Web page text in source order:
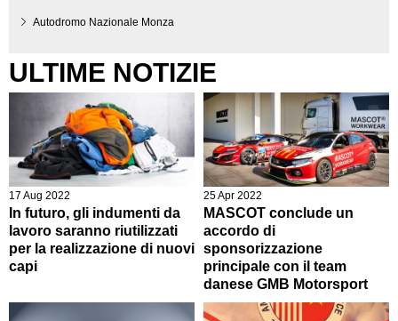
Autodromo Nazionale Monza
ULTIME NOTIZIE
17 Aug 2022
In futuro, gli indumenti da
lavoro saranno riutilizzati
per la realizzazione di nuovi
capi
25 Apr 2022
MASCOT conclude un
accordo di
sponsorizzazione
principale con il team
danese GMB Motorsport